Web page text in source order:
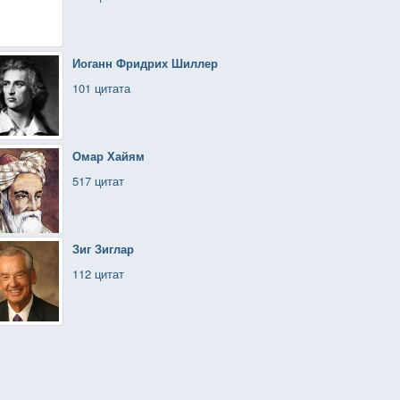
Иоганн Фридрих Шиллер
101 цитата
Омар Хайям
517 цитат
Зиг Зиглар
112 цитат